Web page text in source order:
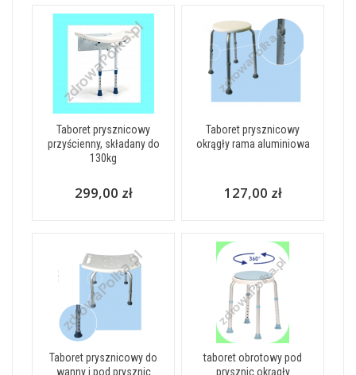
Taboret prysznicowy
przyścienny, składany do
130kg
299,00 zł
Taboret prysznicowy
okrągły rama aluminiowa
127,00 zł
Taboret prysznicowy do
wanny i pod prysznic
taboret obrotowy pod
prysznic okrągły